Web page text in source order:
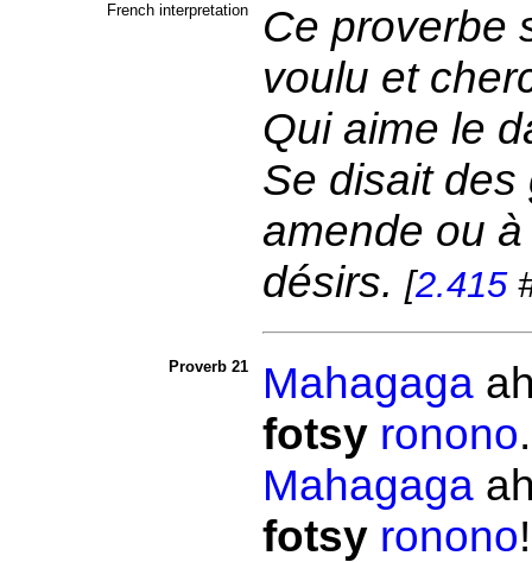
French interpretation
Ce proverbe
voulu et
Qui aime le
Se disait
amende ou
désirs. [2.415
Proverb 21 Mahagaga
fotsy ronono
Mahagaga
fotsy ronono